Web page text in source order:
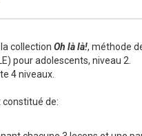
collection Oh là là!, méthode
pour adolescents, niveau 2.
4 niveaux.
constitué de: